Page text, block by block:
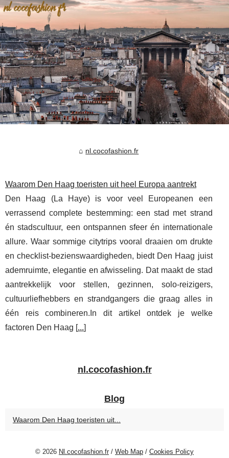
nl.cocofashion.fr
Waarom Den Haag toeristen uit heel Europa aantrekt
Den Haag (La Haye) is voor veel Europeanen een
verrassend complete bestemming: een stad met strand
én stadscultuur, een ontspannen sfeer én internationale
allure. Waar sommige citytrips vooral draaien om drukte
en checklist-bezienswaardigheden, biedt Den Haag juist
ademruimte, elegantie en afwisseling. Dat maakt de stad
aantrekkelijk voor stellen, gezinnen, solo-reizigers,
cultuurliefhebbers en strandgangers die graag alles in
één reis combineren.In dit artikel ontdek je welke
factoren Den Haag [...]
nl.cocofashion.fr
Blog
Waarom Den Haag toeristen uit...
© 2026 Nl.cocofashion.fr / Web Map / Cookies Policy